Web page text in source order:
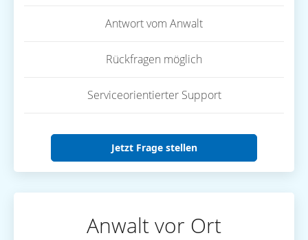
Antwort vom Anwalt
Rückfragen möglich
Serviceorientierter Support
Jetzt Frage stellen
Anwalt vor Ort